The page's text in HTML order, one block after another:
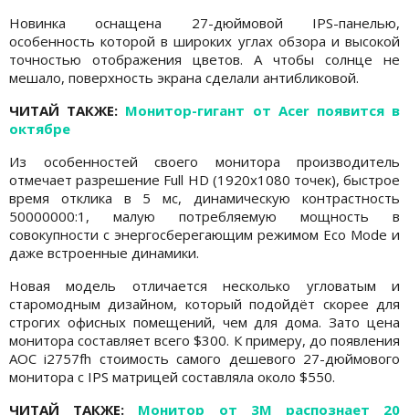
Новинка оснащена 27-дюймовой IPS-панелью,
особенность которой в широких углах обзора и высокой
точностью отображения цветов. А чтобы солнце не
мешало, поверхность экрана сделали антибликовой.
ЧИТАЙ ТАКЖЕ: Монитор-гигант от Acer появится в
октябре
Из особенностей своего монитора производитель
отмечает разрешение Full HD (1920х1080 точек), быстрое
время отклика в 5 мс, динамическую контрастность
50000000:1, малую потребляемую мощность в
совокупности с энергосберегающим режимом Eco Mode и
даже встроенные динамики.
Новая модель отличается несколько угловатым и
старомодным дизайном, который подойдёт скорее для
строгих офисных помещений, чем для дома. Зато цена
монитора составляет всего $300. К примеру, до появления
AOC i2757fh стоимость самого дешевого 27-дюймового
монитора с IPS матрицей составляла около $550.
ЧИТАЙ ТАКЖЕ: Монитор от 3M распознает 20